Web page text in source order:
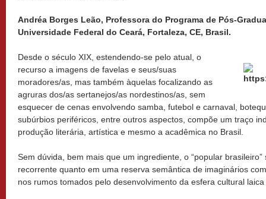
Andréa Borges Leão, Professora do Programa de Pós-
Universidade Federal do Ceará, Fortaleza, CE, Brasil.
Desde o século XIX, estendendo-se pelo atual, o
recurso a imagens de favelas e seus/suas
moradores/as, mas também àquelas focalizando as
agruras dos/as sertanejos/as nordestinos/as, sem
esquecer de cenas envolvendo samba, futebol e carnaval,
subúrbios periféricos, entre outros aspectos, compõe um traço
produção literária, artística e mesmo a acadêmica no Brasil.
Sem dúvida, bem mais que um ingrediente, o “popular
recorrente quanto em uma reserva semântica de imaginários
nos rumos tomados pelo desenvolvimento da esfera cultural